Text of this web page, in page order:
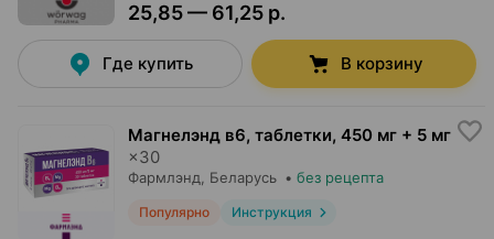
25,85 — 61,25 р.
Где купить В корзину
Магнелэнд в6, таблетки, 450 мг + 5 мг
×30
Фармлэнд , Беларусь • без рецепта
Популярно Инструкция